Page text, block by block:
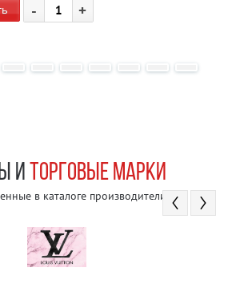
- +
И ТОРГОВЫЕ МАРКИ
в каталоге производители